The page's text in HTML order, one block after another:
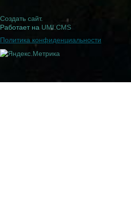
Создать сайт.
Работает на UMI.CMS
Политика конфиденциальности